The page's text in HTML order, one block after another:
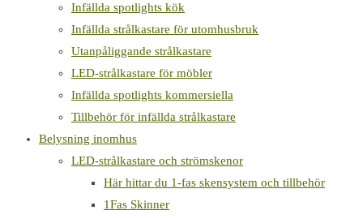
Infällda spotlights kök
Infällda strålkastare för utomhusbruk
Utanpåliggande strålkastare
LED-strålkastare för möbler
Infällda spotlights kommersiella
Tillbehör för infällda strålkastare
Belysning inomhus
LED-strålkastare och strömskenor
Här hittar du 1-fas skensystem och tillbehör
1Fas Skinner